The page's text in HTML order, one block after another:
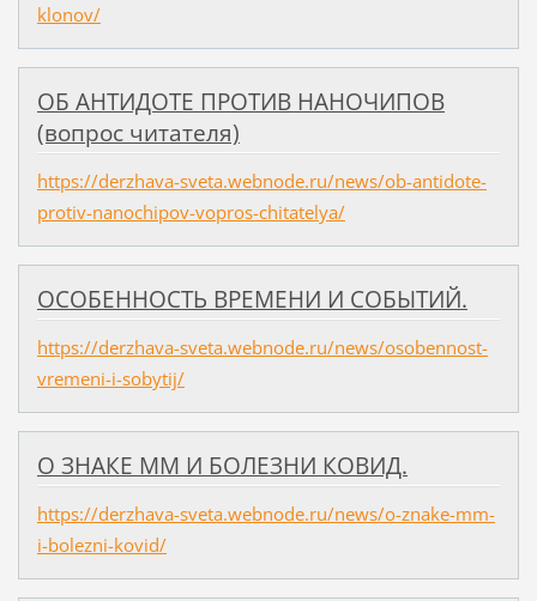
klonov/
ОБ АНТИДОТЕ ПРОТИВ НАНОЧИПОВ
(вопрос читателя)
https://derzhava-sveta.webnode.ru/news/ob-antidote-
protiv-nanochipov-vopros-chitatelya/
ОСОБЕННОСТЬ ВРЕМЕНИ И СОБЫТИЙ.
https://derzhava-sveta.webnode.ru/news/osobennost-
vremeni-i-sobytij/
​О ЗНАКЕ ММ И БОЛЕЗНИ КОВИД.
https://derzhava-sveta.webnode.ru/news/o-znake-mm-
i-bolezni-kovid/